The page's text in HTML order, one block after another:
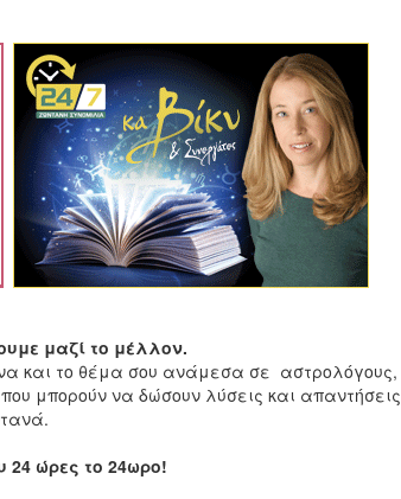
μαζί το μέλλον.
και το θέμα σου ανάμεσα σε αστρολόγους,
μπορούν να δώσουν λύσεις και απαντήσεις
24 ώρες το 24ωρο!